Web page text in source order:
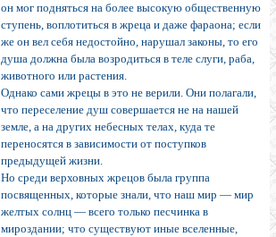
он мог подняться на более высокую общественную
ступень, воплотиться в жреца и даже фараона; если
же он вел себя недостойно, нарушал законы, то его
душа должна была возродиться в теле слуги, раба,
животного или растения.
Однако сами жрецы в это не верили. Они полагали,
что переселение душ совершается не на нашей
земле, а на других небесных телах, куда те
переносятся в зависимости от поступков
предыдущей жизни.
Но среди верховных жрецов была группа
посвященных, которые знали, что наш мир — мир
желтых солнц — всего только песчинка в
мироздании; что существуют иные вселенные,